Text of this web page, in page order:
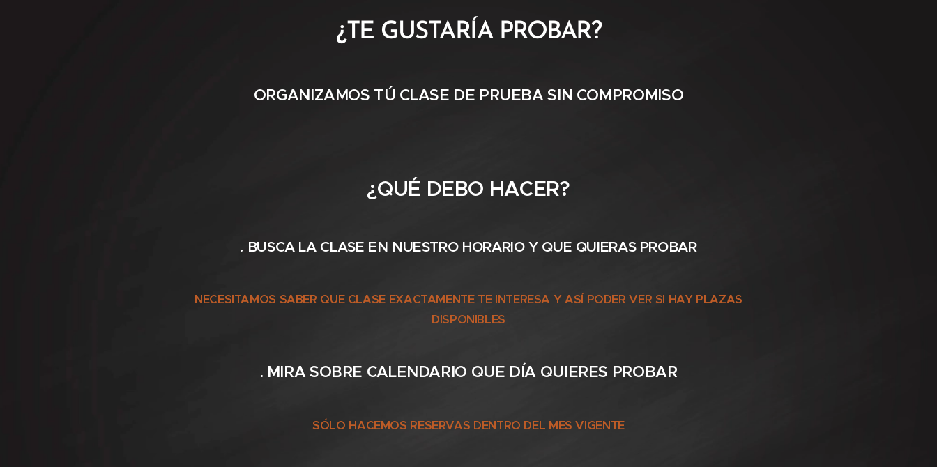
¿TE GUSTARÍA PROBAR?
ORGANIZAMOS TÚ CLASE DE PRUEBA SIN COMPROMISO
¿QUÉ DEBO HACER?
. BUSCA LA CLASE EN NUESTRO HORARIO Y QUE QUIERAS PROBAR
NECESITAMOS SABER QUE CLASE EXACTAMENTE TE INTERESA Y ASÍ PODER VER SI HAY PLAZAS
DISPONIBLES
. MIRA SOBRE CALENDARIO QUE DÍA QUIERES PROBAR
SÓLO HACEMOS RESERVAS DENTRO DEL MES VIGENTE